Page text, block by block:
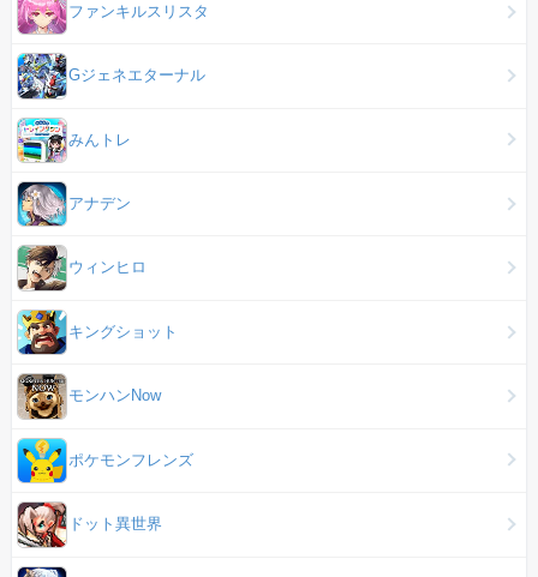
ファンキルスリスタ
Gジェネエターナル
みんトレ
アナデン
ウィンヒロ
キングショット
モンハンNow
ポケモンフレンズ
ドット異世界